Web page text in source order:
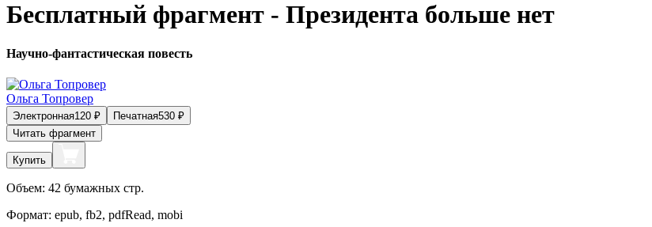
Бесплатный фрагмент - Президента больше нет
Научно-фантастическая повесть
Ольга Топровер
Электронная120 ₽ Печатная530 ₽
Читать фрагмент
Купить
Объем: 42 бумажных стр.
Формат: epub, fb2, pdfRead, mobi